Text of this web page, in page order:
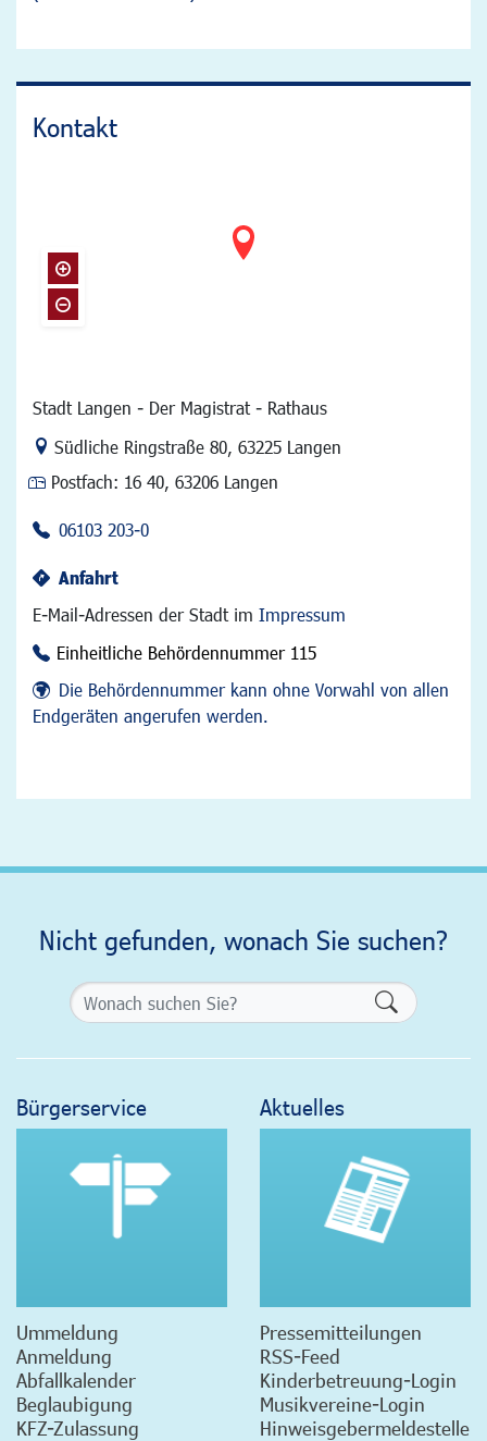
Kontakt
Stadt Langen - Der Magistrat - Rathaus
Link zur Google-Maps Navigation
Südliche Ringstraße 80, 63225 Langen
Postfach: 16 40, 63206 Langen
06103 203-0
Anfahrt
E-Mail-Adressen der Stadt im Impressum
Einheitliche Behördennummer 115
Die Behördennummer kann ohne Vorwahl von allen
Endgeräten angerufen werden.
Nicht gefunden, wonach Sie suchen?
Bürgerservice
Ummeldung
Anmeldung
Abfallkalender
Beglaubigung
KFZ-Zulassung
Aktuelles
Pressemitteilungen
RSS-Feed
Kinderbetreuung-Login
Musikvereine-Login
Hinweisgebermeldestelle